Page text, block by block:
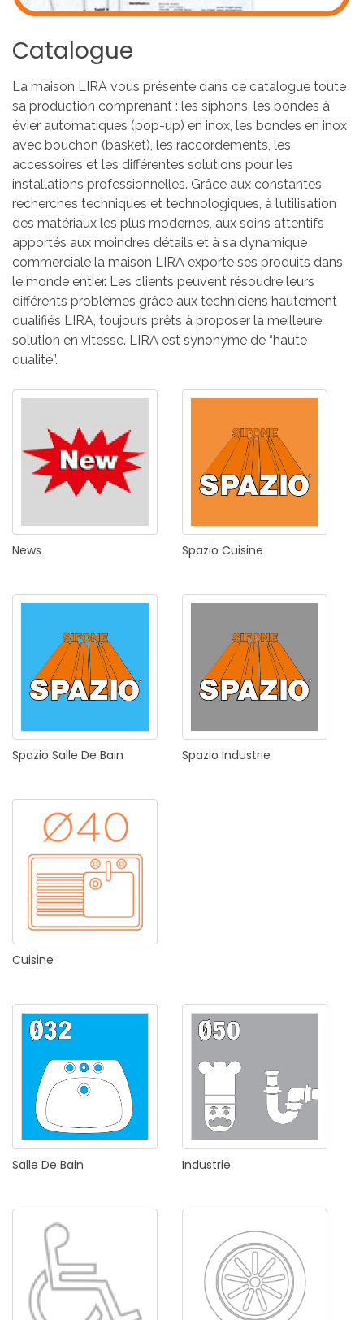
Catalogue
La maison LIRA vous présente dans ce catalogue toute
sa production comprenant : les siphons, les bondes à
évier automatiques (pop-up) en inox, les bondes en inox
avec bouchon (basket), les raccordements, les
accessoires et les différentes solutions pour les
installations professionnelles. Grâce aux constantes
recherches techniques et technologiques, à l’utilisation
des matériaux les plus modernes, aux soins attentifs
apportés aux moindres détails et à sa dynamique
commerciale la maison LIRA exporte ses produits dans
le monde entier. Les clients peuvent résoudre leurs
différents problèmes grâce aux techniciens hautement
qualifiés LIRA, toujours prêts à proposer la meilleure
solution en vitesse. LIRA est synonyme de “haute
qualité”.
News Spazio Cuisine
Spazio Salle De Bain Spazio Industrie
Cuisine
Salle De Bain Industrie